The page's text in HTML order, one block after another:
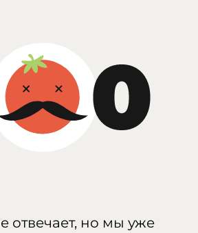
отвечает, но мы уже